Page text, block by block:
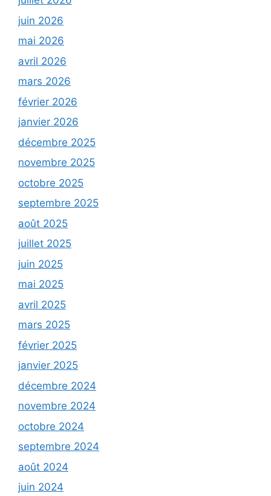
juin 2026
mai 2026
avril 2026
mars 2026
février 2026
janvier 2026
décembre 2025
novembre 2025
octobre 2025
septembre 2025
août 2025
juillet 2025
juin 2025
mai 2025
avril 2025
mars 2025
février 2025
janvier 2025
décembre 2024
novembre 2024
octobre 2024
septembre 2024
août 2024
juin 2024